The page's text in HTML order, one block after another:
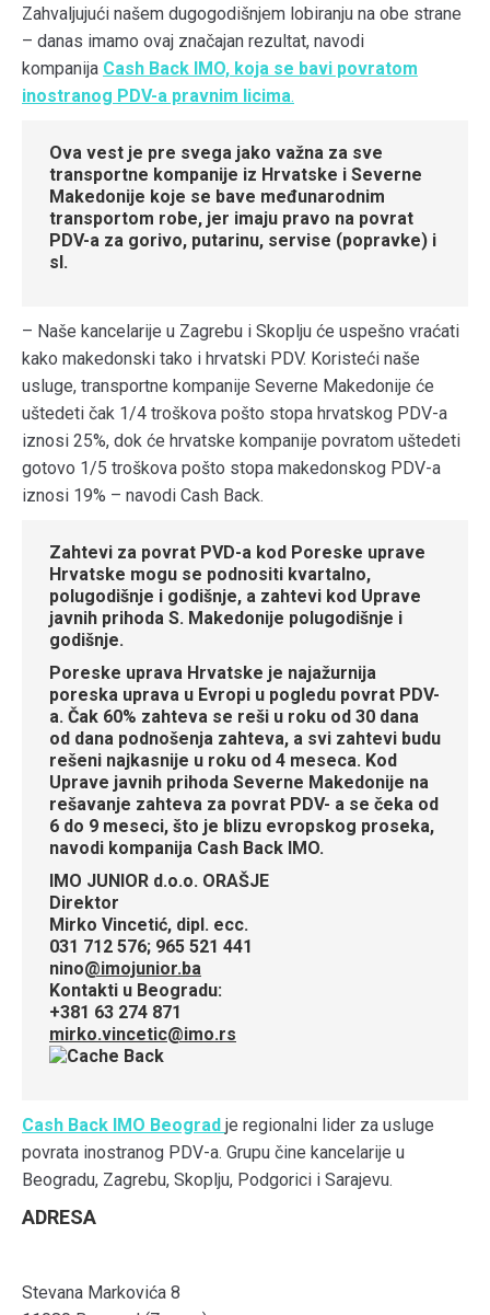
Zahvaljujući našem dugogodišnjem lobiranju na obe strane
– danas imamo ovaj značajan rezultat, navodi
kompanija Cash Back IMO, koja se bavi povratom
inostranog PDV-a pravnim licima.
Ova vest je pre svega jako važna za sve
transportne kompanije iz Hrvatske i Severne
Makedonije koje se bave međunarodnim
transportom robe, jer imaju pravo na povrat
PDV-a za gorivo, putarinu, servise (popravke) i
sl.
– Naše kancelarije u Zagrebu i Skoplju će uspešno vraćati
kako makedonski tako i hrvatski PDV. Koristeći naše
usluge, transportne kompanije Severne Makedonije će
uštedeti čak 1/4 troškova pošto stopa hrvatskog PDV-a
iznosi 25%, dok će hrvatske kompanije povratom uštedeti
gotovo 1/5 troškova pošto stopa makedonskog PDV-a
iznosi 19% – navodi Cash Back.
Zahtevi za povrat PVD-a kod Poreske uprave
Hrvatske mogu se podnositi kvartalno,
polugodišnje i godišnje, a zahtevi kod Uprave
javnih prihoda S. Makedonije polugodišnje i
godišnje.
Poreske uprava Hrvatske je najažurnija
poreska uprava u Evropi u pogledu povrat PDV-
a. Čak 60% zahteva se reši u roku od 30 dana
od dana podnošenja zahteva, a svi zahtevi budu
rešeni najkasnije u roku od 4 meseca. Kod
Uprave javnih prihoda Severne Makedonije na
rešavanje zahteva za povrat PDV- a se čeka od
6 do 9 meseci, što je blizu evropskog proseka,
navodi kompanija Cash Back IMO.
IMO JUNIOR d.o.o. ORAŠJE
Direktor
Mirko Vincetić, dipl. ecc.
031 712 576; 965 521 441
nino@imojunior.ba
Kontakti u Beogradu:
+381 63 274 871
mirko.vincetic@imo.rs
Cash Back IMO Beograd je regionalni lider za usluge
povrata inostranog PDV-a. Grupu čine kancelarije u
Beogradu, Zagrebu, Skoplju, Podgorici i Sarajevu.
ADRESA
Stevana Markovića 8